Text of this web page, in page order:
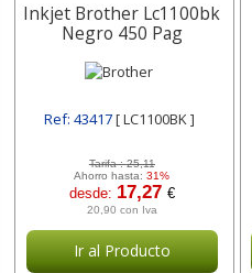
Inkjet Brother Lc1100bk
Negro 450 Pag
Ref: 43417[ LC1100BK ]
Tarifa :25,11
Ahorro hasta:31%
desde: 17,27 €
20,90 con Iva
Ir al Producto